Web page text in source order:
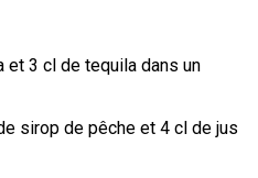
et 3 cl de tequila dans un
sirop de pêche et 4 cl de jus